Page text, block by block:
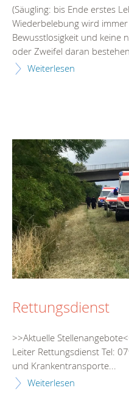
(Säugling: bis Ende erstes
Wiederbelebung wird
Bewusstlosigkeit und keine
oder Zweifel daran
Weiterlesen
Rettungsdienst
>>Aktuelle
Leiter Rettungsdienst Tel:
und Krankentransporte...
Weiterlesen